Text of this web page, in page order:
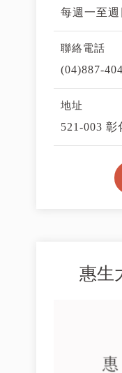
每週一至
聯絡電話
(04)887-
地址
521-003 彰
惠生